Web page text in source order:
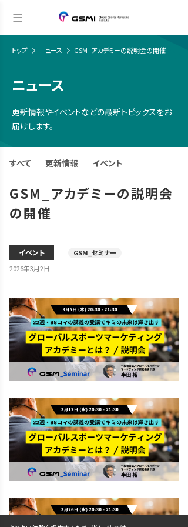
トップ ニュース GSM_アカデミーの説明会の開催
ニュース
更新情報やイベントなどの最新トピックスをお
届けします。
すべて 更新情報 イベント
GSM_アカデミーの説明会
の開催
イベント
GSM_セミナー
2026年3月2日